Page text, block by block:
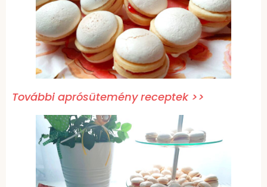
További aprósütemény receptek >>